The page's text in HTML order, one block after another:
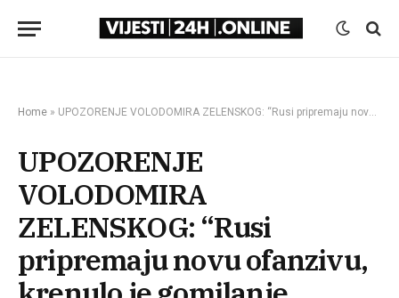
Home » UPOZORENJE VOLODOMIRA ZELENSKOG: “Rusi pripremaju novu ofanzivu, krenulo je gomilanje snaga”
UPOZORENJE
VOLODOMIRA
ZELENSKOG: “Rusi
pripremaju novu ofanzivu,